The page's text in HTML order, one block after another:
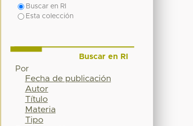
Buscar en RI
Esta colección
Buscar en RI
Por
Fecha de publicación
Autor
Título
Materia
Tipo